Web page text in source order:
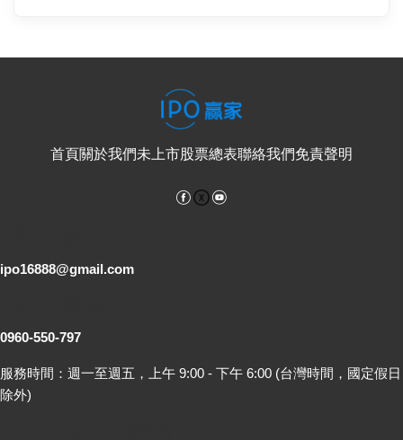
首頁關於我們未上市股票總表聯絡我們免責聲明
Facebook
ipo16888@gmail.com
0960-550-797
服務時間：週一至週五，上午 9:00 - 下午 6:00 (台灣時間，國定假日
除外)